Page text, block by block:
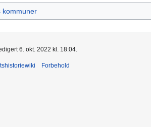
kommuner
6. okt. 2022 kl. 18:04.
Forbehold